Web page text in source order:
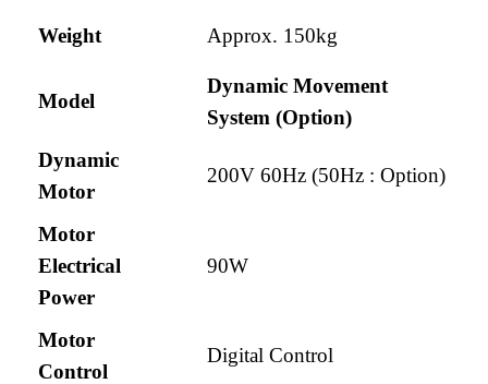
Weight Approx. 150kg
Model
Dynamic Movement
System (Option)
Dynamic
Motor
200V 60Hz (50Hz : Option)
Motor
Electrical
Power
90W
Motor
Control
Digital Control